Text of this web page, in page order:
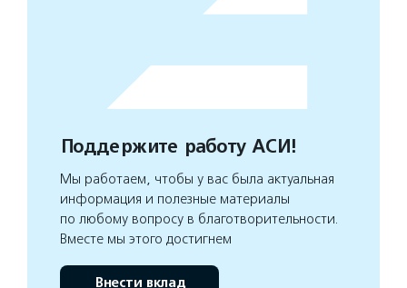
Поддержите работу АСИ!
Мы работаем, чтобы у вас была актуальная
информация и полезные материалы
по любому вопросу в благотворительности.
Вместе мы этого достигнем
Внести вклад